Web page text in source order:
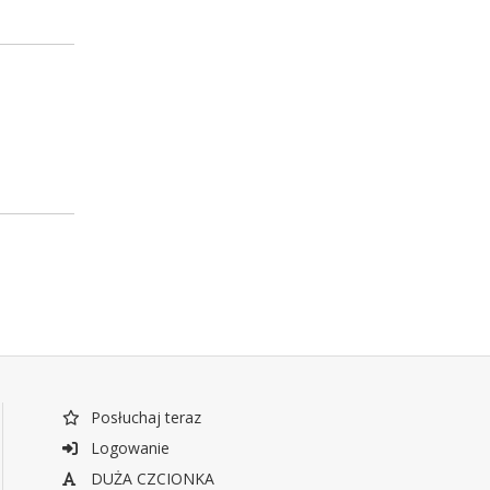
Posłuchaj teraz
Logowanie
DUŻA CZCIONKA